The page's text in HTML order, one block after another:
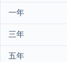
一年
三年
五年